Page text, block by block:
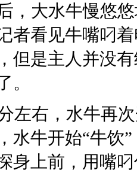
大水牛慢悠悠
者看见牛嘴叼
但是主人并没
。
右，水牛再次
水牛开始“牛饮
身上前，用嘴